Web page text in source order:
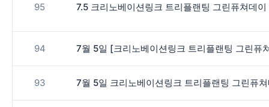
95 7.5 크리노베이션링크 트리플랜팅 그린퓨쳐데
94 7월 5일 [크리노베이션링크 트리플랜팅 그린퓨
93 7월 5일 크리노베이션링크 트리플랜팅 그린퓨